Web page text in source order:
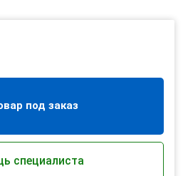
под заказ
специалиста